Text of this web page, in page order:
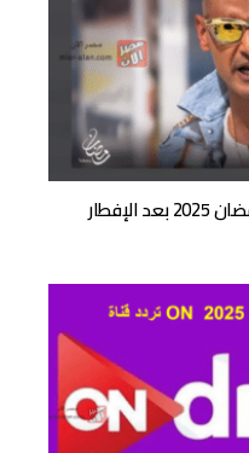
موعد عرض برنامج رامز جلال في رمضان 2025 بعد الإفطار